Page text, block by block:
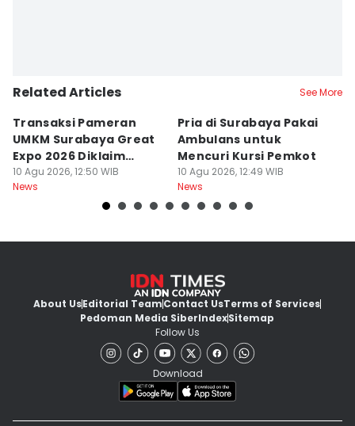
Related Articles See More
Transaksi Pameran
UMKM Surabaya Great
Expo 2026 Diklaim
Mencapai Rp7 M
10 Agu 2026, 12:50 WIB
News
Pria di Surabaya Pakai
Ambulans untuk
Mencuri Kursi Pemkot
10 Agu 2026, 12:49 WIB
News
About UsEditorial TeamContact UsTerms of Services
Pedoman Media SiberIndexSitemap
Follow Us
Download